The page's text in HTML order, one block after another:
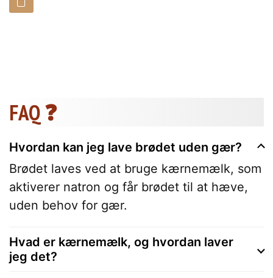
FAQ ❓
Hvordan kan jeg lave brødet uden gær?
Brødet laves ved at bruge kærnemælk, som
aktiverer natron og får brødet til at hæve,
uden behov for gær.
Hvad er kærnemælk, og hvordan laver
jeg det?